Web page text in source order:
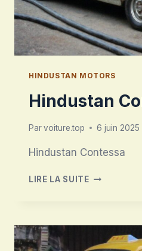
HINDUSTAN MOTORS
Hindustan
Parvoiture.top 6 juin 2025
Hindustan Contessa
LIRE LA SUITEHINDUSTAN